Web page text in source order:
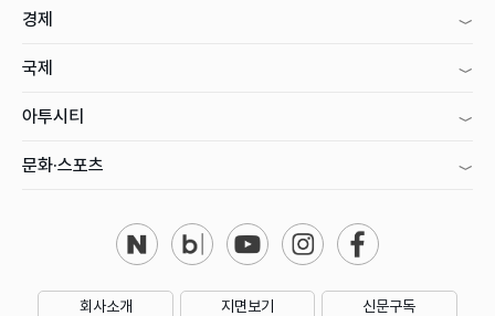
경제
국제
아투시티
문화·스포츠
회사소개 지면보기 신문구독